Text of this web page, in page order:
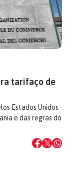
tarifaço de
Estados Unidos
e das regras do